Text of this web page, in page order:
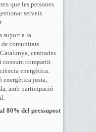
que les persones
serveis
suport a la
comunitats
centrades
compartit
energètica.
energètica justa,
amb participació
80% del pressupost